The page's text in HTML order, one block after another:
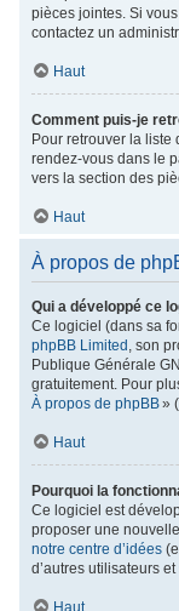
pièces jointes. Si
contactez un
Haut
Comment puis-je
Pour retrouver la
rendez-vous dans le
vers la section des
Haut
À propos de
Qui a développé ce
Ce logiciel (dans sa
phpBB Limited , son
Publique Générale
gratuitement. Pour
À propos de phpBB»
Haut
Pourquoi la
Ce logiciel est
proposer une
notre centre d’idées
d’autres utilisateurs
Haut